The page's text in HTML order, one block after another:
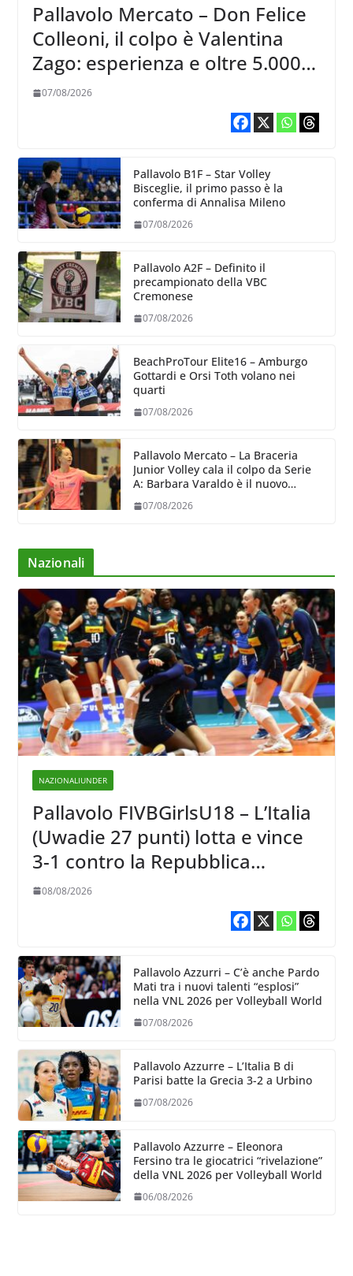
Pallavolo Mercato – Don Felice
Colleoni, il colpo è Valentina
Zago: esperienza e oltre 5.000
punti al servizio di Trescore
07/08/2026
Pallavolo B1F – Star Volley
Bisceglie, il primo passo è la
conferma di Annalisa Mileno
07/08/2026
Pallavolo A2F – Definito il
precampionato della VBC
Cremonese
07/08/2026
BeachProTour Elite16 – Amburgo
Gottardi e Orsi Toth volano nei
quarti
07/08/2026
Pallavolo Mercato – La Braceria
Junior Volley cala il colpo da Serie
A: Barbara Varaldo è il nuovo
07/08/2026
Nazionali
NAZIONALIUNDER
Pallavolo FIVBGirlsU18 – L’Italia
(Uwadie 27 punti) lotta e vince
3-1 contro la Repubblica
Dominicana
08/08/2026
Pallavolo Azzurri – C’è anche Pardo
Mati tra i nuovi talenti “esplosi”
nella VNL 2026 per Volleyball World
07/08/2026
Pallavolo Azzurre – L’Italia B di
Parisi batte la Grecia 3-2 a Urbino
07/08/2026
Pallavolo Azzurre – Eleonora
Fersino tra le giocatrici “rivelazione”
della VNL 2026 per Volleyball World
06/08/2026